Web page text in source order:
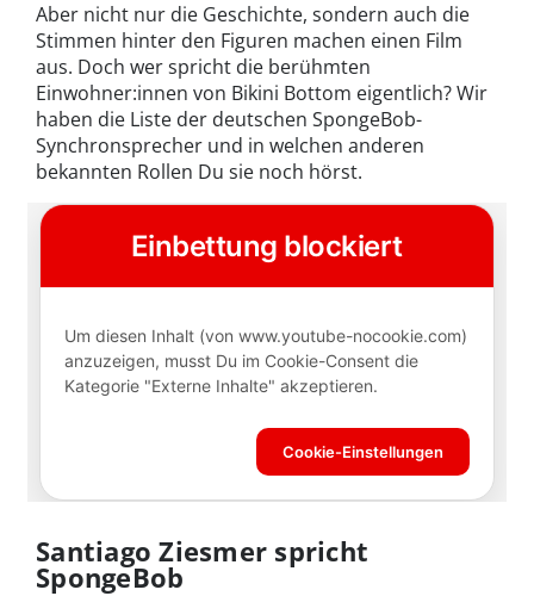
Aber nicht nur die Geschichte, sondern auch die
Stimmen hinter den Figuren machen einen Film
aus. Doch wer spricht die berühmten
Einwohner:innen von Bikini Bottom eigentlich? Wir
haben die Liste der deutschen SpongeBob-
Synchronsprecher und in welchen anderen
bekannten Rollen Du sie noch hörst.
Santiago Ziesmer spricht
SpongeBob